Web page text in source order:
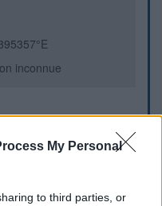
My Personal
to third parties, or
inconnue
le croisement avec la